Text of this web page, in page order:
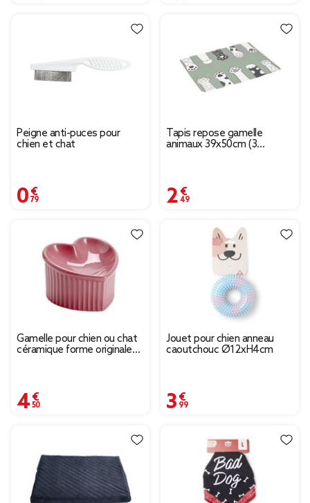
Peigne anti-puces pour
chien et chat
0,79 €
Tapis repose gamelle
animaux 39x50cm (3
2,49 €
Gamelle pour chien ou chat
céramique forme originale
4,50 €
Jouet pour chien anneau
caoutchouc Ø12xH4cm
3,99 €